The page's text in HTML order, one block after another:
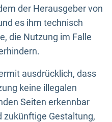
der Herausgeber von
es ihm technisch
die Nutzung im Falle
ausdrücklich, dass
keine illegalen
Seiten erkennbar
zukünftige Gestaltung,